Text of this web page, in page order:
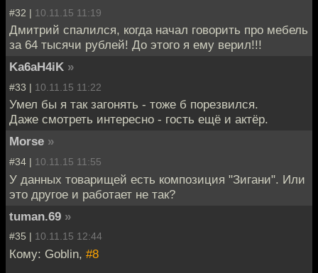
#32 | 10.11.15 11:19
Дмитрий спалился, когда начал говорить про мебель
за 64 тысячи рублей! До этого я ему верил!!!
Ka6aH4iK »
#33 | 10.11.15 11:22
Умел бы я так загонять - тоже б порезвился.
Даже смотреть интересно - гость ещё и актёр.
Morse »
#34 | 10.11.15 11:55
У данных товарищей есть композиция "Зигани". Или
это другое и работает не так?
tuman.69 »
#35 | 10.11.15 12:44
Кому: Goblin, #8